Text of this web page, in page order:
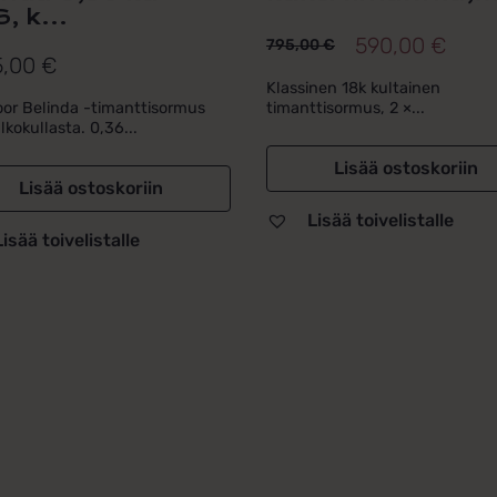
k...
€
Belinda -timanttisormus
0,36...
Lisää ostoskoriin
toivelistalle
795,00€
Alkuperäinen
hinta
oli:
795,00 €.
590,00 €
Nykyinen
hinta
on:
590,00 €.
Klassinen 18k kultainen
timanttisormus, 2 ×...
Lisää ostoskoriin
Lisää toivelistalle